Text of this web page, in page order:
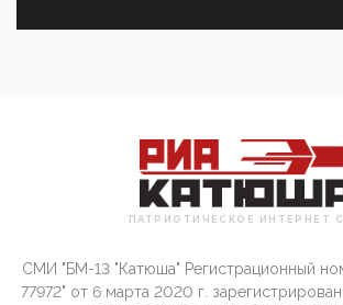
Честно говоря, ситуация с
российские крупнейшие СМИ
Маска (отца Ил...
инокультурных мигрантов, в общем-
что делают ...
ПАТРИОТИЧЕСКОЕ ИНТЕРНЕТ
СМИ "БМ-13 "Катюша" Регистрационный
77972" от 6 марта 2020 г.